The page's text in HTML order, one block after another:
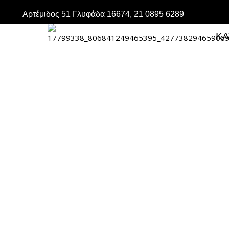
Αρτέμιδος 51 Γλυφάδα 16674, 21 0895 6289